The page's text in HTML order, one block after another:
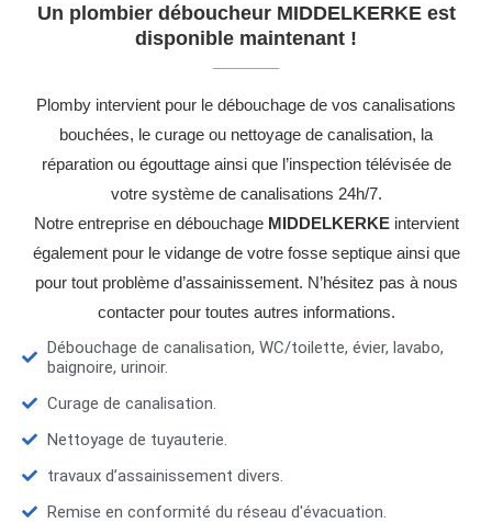
Un plombier déboucheur MIDDELKERKE est
disponible maintenant !
Plomby intervient pour le débouchage de vos canalisations
bouchées, le curage ou nettoyage de canalisation, la
réparation ou égouttage ainsi que l’inspection télévisée de
votre système de canalisations 24h/7.
Notre entreprise en débouchage MIDDELKERKEintervient
également pour le vidange de votre fosse septique ainsi que
pour tout problème d’assainissement. N’hésitez pas à nous
contacter pour toutes autres informations.
Débouchage de canalisation, WC/toilette, évier, lavabo,
baignoire, urinoir.
Curage de canalisation.
Nettoyage de tuyauterie.
travaux d’assainissement divers.
Remise en conformité du réseau d'évacuation.